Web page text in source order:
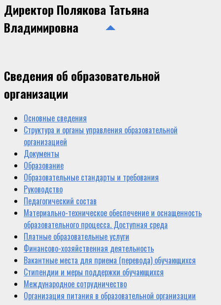
Директор Полякова Татьяна
Владимировна
Сведения об образовательной
организации
Основные сведения
Структура и органы управления образовательной
организацией
Документы
Образование
Образовательные стандарты и требования
Руководство
Педагогический состав
Материально-техническое обеспечение и оснащенность
образовательного процесса. Доступная среда
Платные образовательные услуги
Финансово-хозяйственная деятельность
Вакантные места для приема (перевода) обучающихся
Стипендии и меры поддержки обучающихся
Международное сотрудничество
Организация питания в образовательной организации